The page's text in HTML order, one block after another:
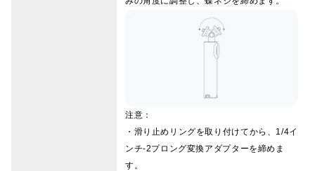
注意：
・滑り止めリングを取り付けてから、1/4イ
ンチ-2プロング変換アダプターを締めま
す。